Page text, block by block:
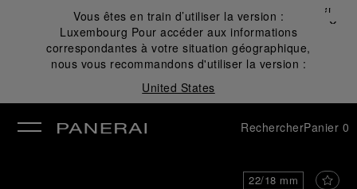
Vous êtes en train d’utiliser la version :
Luxembourg Pour accéder aux informations
correspondantes à votre situation géographique,
nous vous recommandons d'utiliser la version :
United States
Fermer
✕
RechercherPanier 0
22/18 mm